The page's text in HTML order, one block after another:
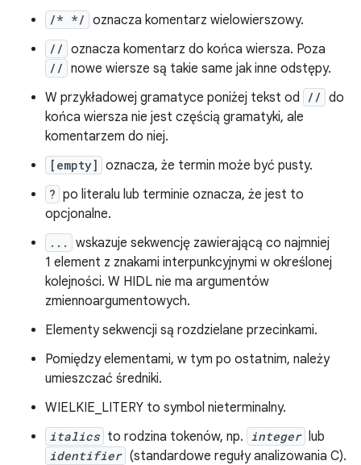
/* */ oznacza komentarz wielowierszowy.
// oznacza komentarz do końca wiersza. Poza
// nowe wiersze są takie same jak inne odstępy.
W przykładowej gramatyce poniżej tekst od
// do
końca wiersza nie jest częścią gramatyki, ale
komentarzem do niej.
[empty] oznacza, że termin może być pusty.
? po literalu lub terminie oznacza, że jest to
opcjonalne.
...
wskazuje sekwencję zawierającą co najmniej
1 element z znakami interpunkcyjnymi w określonej
kolejności. W HIDL nie ma argumentów
zmiennoargumentowych.
Elementy sekwencji są rozdzielane przecinkami.
Pomiędzy elementami, w tym po ostatnim, należy
umieszczać średniki.
WIELKIE_LITERY to symbol nieterminalny.
italics to rodzina tokenów, np. integer lub
identifier (standardowe reguły analizowania C).